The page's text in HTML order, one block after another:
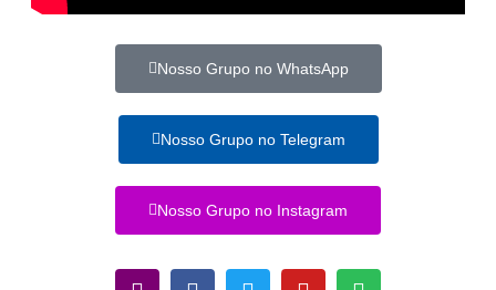
Nosso Grupo no WhatsApp
Nosso Grupo no Telegram
Nosso Grupo no Instagram